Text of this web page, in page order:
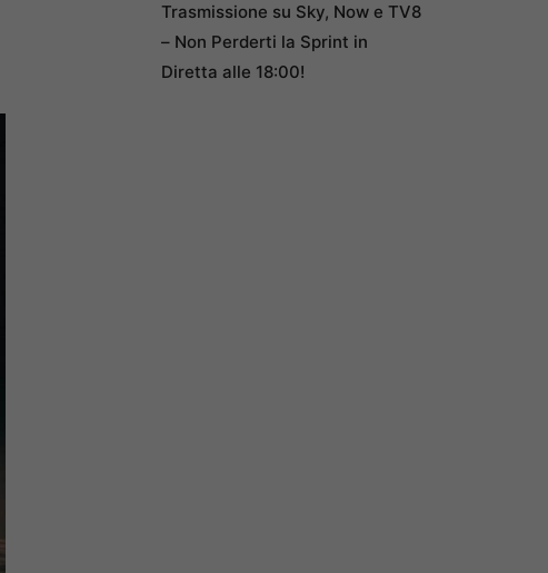
Trasmissione su Sky, Now e TV8
– Non Perderti la Sprint in
Diretta alle 18:00!